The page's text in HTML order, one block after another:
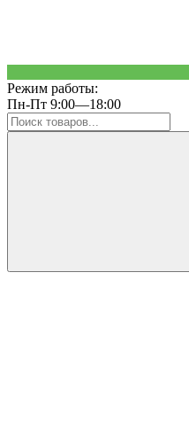
Режим работы:
Пн-Пт 9:00—18:00